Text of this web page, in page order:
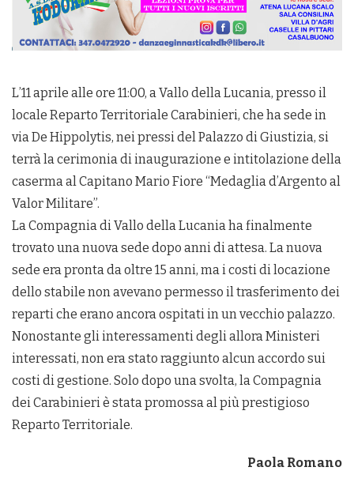
L’11 aprile alle ore 11:00, a Vallo della Lucania, presso il
locale Reparto Territoriale Carabinieri, che ha sede in
via De Hippolytis, nei pressi del Palazzo di Giustizia, si
terrà la cerimonia di inaugurazione e intitolazione della
caserma al Capitano Mario Fiore “Medaglia d’Argento al
Valor Militare”.
La Compagnia di Vallo della Lucania ha finalmente
trovato una nuova sede dopo anni di attesa. La nuova
sede era pronta da oltre 15 anni, ma i costi di locazione
dello stabile non avevano permesso il trasferimento dei
reparti che erano ancora ospitati in un vecchio palazzo.
Nonostante gli interessamenti degli allora Ministeri
interessati, non era stato raggiunto alcun accordo sui
costi di gestione. Solo dopo una svolta, la Compagnia
dei Carabinieri è stata promossa al più prestigioso
Reparto Territoriale.
Paola Romano